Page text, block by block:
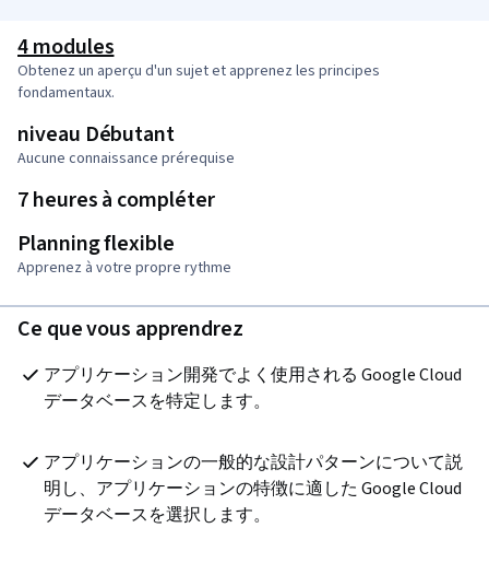
4 modules
Obtenez un aperçu d'un sujet et apprenez les principes
fondamentaux.
niveau Débutant
Aucune connaissance prérequise
7 heures à compléter
Planning flexible
Apprenez à votre propre rythme
Ce que vous apprendrez
アプリケーション開発でよく使用される Google Cloud
データベースを特定します。
アプリケーションの一般的な設計パターンについて説
明し、アプリケーションの特徴に適した Google Cloud
データベースを選択します。